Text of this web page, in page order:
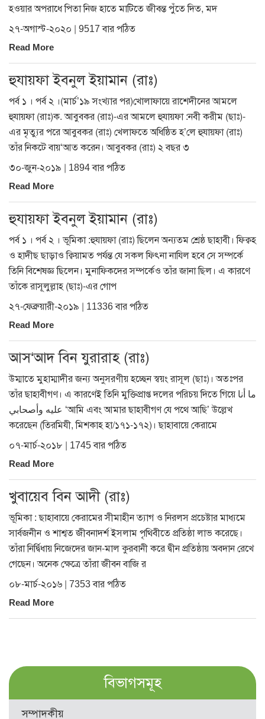
হওয়ার অপরাধে পিতা নিজ হাতে মাটিতে জীবন্ত পুঁতে দিত, মদ
২৭-অগাস্ট-২০২০ | 9517 বার পঠিত
Read More
হুযায়ফা ইবনুল ইয়ামান (রাঃ)
পর্ব ১ । পর্ব ২ ।(মার্চ’১৯ সংখ্যার পর)খোলাফায়ে রাশেদীনের আমলে
হুযায়ফা (রাঃ)ক. আবুবকর (রাঃ)-এর আমলে হুযায়ফা :নবী করীম (ছাঃ)-
এর মৃত্যুর পরে আবুবকর (রাঃ) খেলাফতে অধিষ্ঠিত হ’লে হুযায়ফা (রাঃ)
তাঁর নিকটে বায়‘আত করেন। আবুবকর (রাঃ) ২ বছর ৩
৩০-জুন-২০১৯ | 1894 বার পঠিত
Read More
হুযায়ফা ইবনুল ইয়ামান (রাঃ)
পর্ব ১ । পর্ব ২ । ভূমিকা :হুযায়ফা (রাঃ) ছিলেন অন্যতম শ্রেষ্ঠ ছাহাবী। ফিক্বহ
ও হাদীছ ছাড়াও ক্বিয়ামত পর্যন্ত যে সকল ফিৎনা নাযিল হবে সে সম্পর্কে
তিনি বিশেষজ্ঞ ছিলেন। মুনাফিকদের সম্পর্কেও তাঁর জানা ছিল। এ কারণে
তাঁকে রাসূলুল্লাহ (ছাঃ)-এর গোপ
২৭-ফেব্রুয়ারী-২০১৯ | 11336 বার পঠিত
Read More
আস‘আদ বিন যুরারাহ (রাঃ)
উম্মাতে মুহাম্মাদীর জন্য অনুসরণীয় হচ্ছেন স্বয়ং রাসূল (ছাঃ)। অতঃপর
তাঁর ছাহাবীগণ। এ কারণেই তিনি মুক্তিপ্রাপ্ত দলের পরিচয় দিতে গিয়ে ما أنا
عليه وأصحابي ‘আমি এবং আমার ছাহাবীগণ যে পথে আছি’ উল্লেখ
করেছেন (তিরমিযী, মিশকাহ হা/১৭১-১৭২)। ছাহাবায়ে কেরামে
০৭-মার্চ-২০১৮ | 1745 বার পঠিত
Read More
খুবায়েব বিন আদী (রাঃ)
ভূমিকা : ছাহাবায়ে কেরামের সীমাহীন ত্যাগ ও নিরলস প্রচেষ্টার মাধ্যমে
সার্বজনীন ও শাশ্বত জীবনাদর্শ ইসলাম পৃথিবীতে প্রতিষ্ঠা লাভ করেছে।
তাঁরা নির্দ্বিধায় নিজেদের জান-মাল কুরবানী করে দ্বীন প্রতিষ্ঠায় অবদান রেখে
গেছেন। অনেক ক্ষেত্রে তাঁরা জীবন বাজি র
০৮-মার্চ-২০১৬ | 7353 বার পঠিত
Read More
বিভাগসমূহ
সম্পাদকীয়